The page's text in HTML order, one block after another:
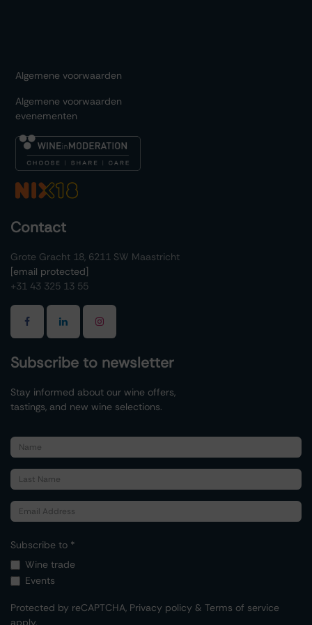
Algemene voorwaarden
Algemene voorwaarden
evenementen
Contact
Grote Gracht 18, 6211 SW Maastricht
[email protected]
+31 43 325 13 55
Subscribe to newsletter
Stay informed about our wine offers,
tastings, and new wine selections.
Subscribe to *
Wine trade
Events
Protected by reCAPTCHA, Privacy policy & Terms of service
apply.